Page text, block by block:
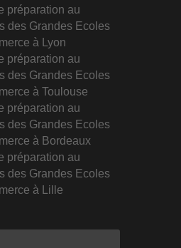
préparation au
des Grandes Ecoles
à Lyon
préparation au
des Grandes Ecoles
à Toulouse
préparation au
des Grandes Ecoles
à Bordeaux
préparation au
des Grandes Ecoles
à Lille